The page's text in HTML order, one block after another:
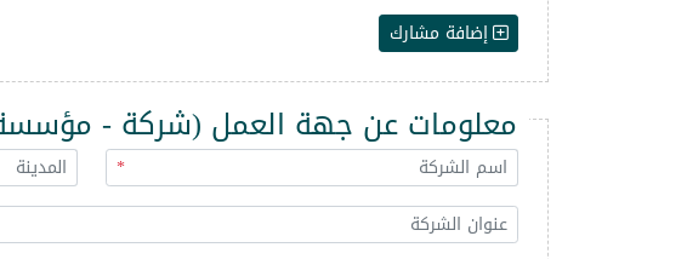
إضافة مشارك
معلومات عن جهة العمل (شركة - مؤسسة
*